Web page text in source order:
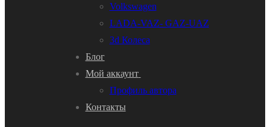
Volkswagen
LADA-VAZ- GAZ-UAZ
3d Колеса
Блог
Мой аккаунт
Профиль автора
Контакты